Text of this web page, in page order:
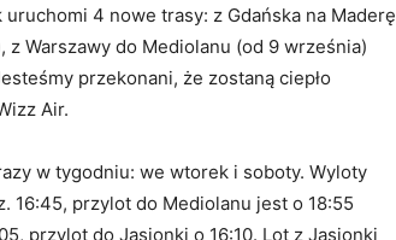
4 nowe trasy: z Gdańska na Maderę
Warszawy do Mediolanu (od 9 września)
przekonani, że zostaną ciepło
Air.
w tygodniu: we wtorek i soboty. Wyloty
16:45, przylot do Mediolanu jest o 18:55
przylot do Jasionki o 16:10. Lot z Jasionki